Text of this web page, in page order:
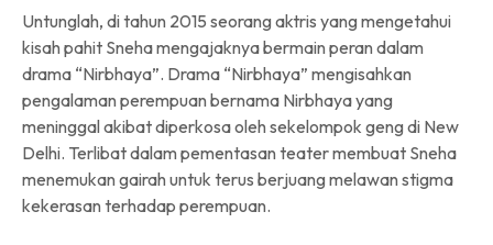
Untunglah, di tahun 2015 seorang aktris yang mengetahui
kisah pahit Sneha mengajaknya bermain peran dalam
drama “Nirbhaya”. Drama “Nirbhaya” mengisahkan
pengalaman perempuan bernama Nirbhaya yang
meninggal akibat diperkosa oleh sekelompok geng di New
Delhi. Terlibat dalam pementasan teater membuat Sneha
menemukan gairah untuk terus berjuang melawan stigma
kekerasan terhadap perempuan.